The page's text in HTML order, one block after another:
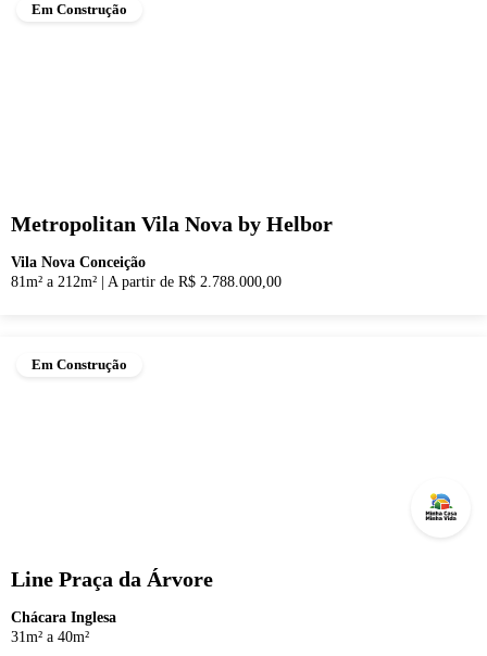
Em Construção
Metropolitan Vila Nova by Helbor
Vila Nova Conceição
81m² a 212m²
A partir de R$ 2.788.000,00
Em Construção
Line Praça da Árvore
Chácara Inglesa
31m² a 40m²